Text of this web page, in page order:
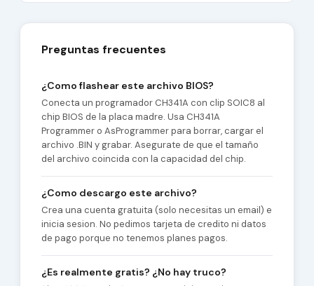
Preguntas frecuentes
¿Como flashear este archivo BIOS?
Conecta un programador CH341A con clip SOIC8 al
chip BIOS de la placa madre. Usa CH341A
Programmer o AsProgrammer para borrar, cargar el
archivo .BIN y grabar. Asegurate de que el tamaño
del archivo coincida con la capacidad del chip.
¿Como descargo este archivo?
Crea una cuenta gratuita (solo necesitas un email) e
inicia sesion. No pedimos tarjeta de credito ni datos
de pago porque no tenemos planes pagos.
¿Es realmente gratis? ¿No hay truco?